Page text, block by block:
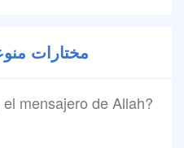
مختارات
mensajero de Allah?